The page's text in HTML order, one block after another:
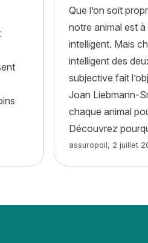
Que l’on soit
notre animal est
intelligent. Mais
intelligent des
subjective fait
Joan Liebmann-
chaque animal
Découvrez
Article rédigé par
assuropoil, 2 juillet